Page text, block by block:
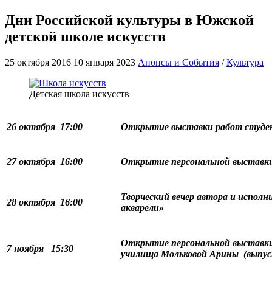
Дни Российской культуры в Южской
детской школе искусств
25 октября 2016 10 января 2023 Анонсы и События /Культура
Детская школа искусств
26 октября 17:00 Открытие выставки работ
27 октября 16:00 Открытие персональной
28 октября 16:00
Творческий вечер автора и
акварели»
7 ноября 15:30
Открытие персональной
училища Мольковой Арины